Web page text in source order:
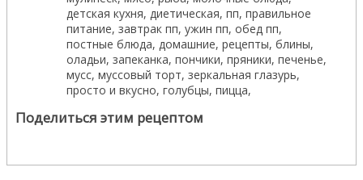
Поделиться этим рецептом